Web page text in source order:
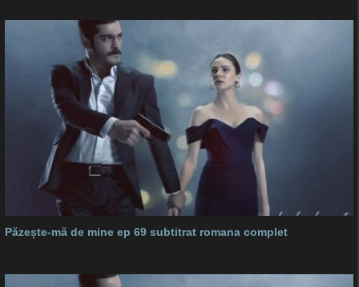
Păzește-mă de mine ep 69 subtitrat romana complet